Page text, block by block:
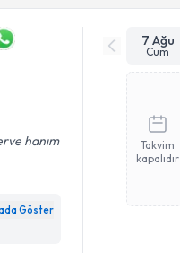
hanım
Göster
7 Ağu
Cum
Takvim
kapalıdır